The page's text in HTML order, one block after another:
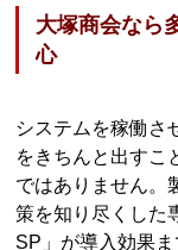
大塚商会なら
心
システムを稼働さ
をきちんと出すこ
ではありません。
策を知り尽くした
SP」が導入効果